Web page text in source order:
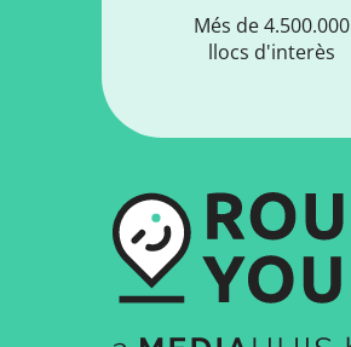
Més de 4.500.000
llocs d'interès